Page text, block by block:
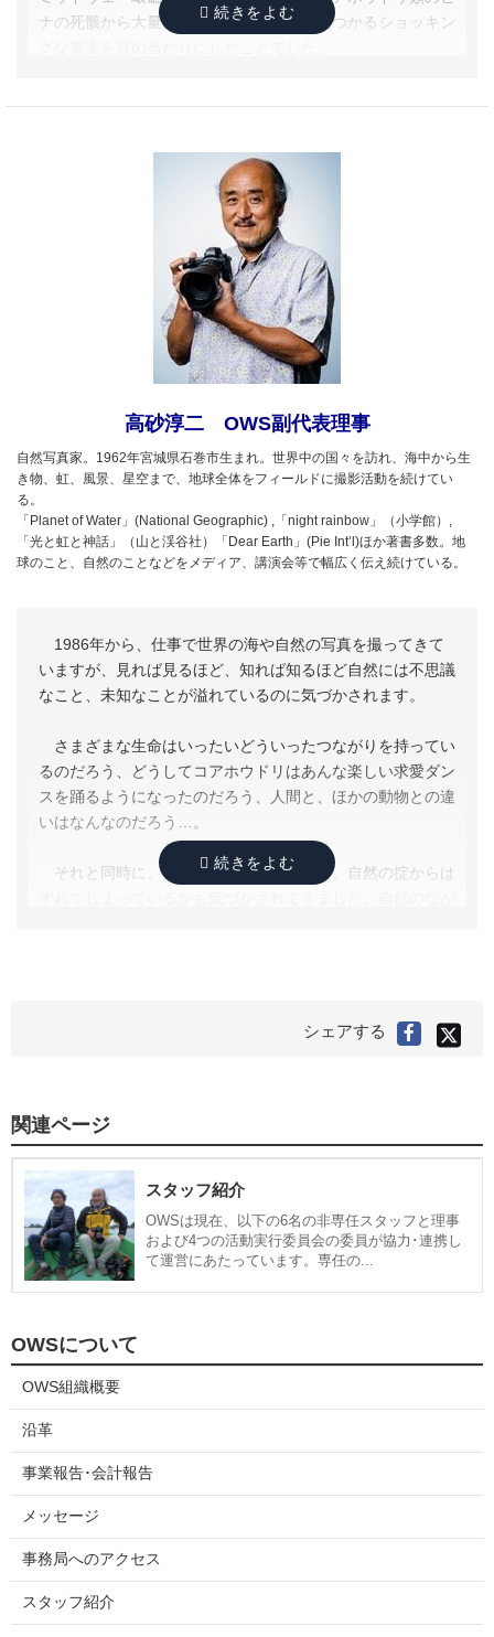
ナの死骸から大量のプラスチックごみが見つかるショッキン
調査への協力、ボランティアコーディネートなどを担うとと
もに、海洋ごみ削減の普及啓発を開始したのが活動の始まり
OWSのロゴマークに使っている「Research and
Education」というフレーズは、ミッドウェー環礁での経験
を踏まえて、調査研究への参加を通じた学びを、との想いか
ら冠したものでしたが、20数年間の活動を経て、少しずつ
組織のイメージに近づきつつあります。しかしながら、海を
取り巻く環境は厳しさを増すばかりで、課題は山積していま
す。他方、社会の海離れ、自然離れの傾向はますます進み、
海辺に足を踏み入れたことのない子どもたちも少なくありま
せん。
自然破壊を傍観し、恩恵をむさぼってきた私たちには、か
けがえのない自然を未来の世代に引き継ぐ責任があります。
今こそ、自然に目を向け、想いを行動に移す時ではないでし
高砂淳二 OWS副代表理事
自然写真家。1962年宮城県石巻市生まれ。世界中の国々を訪れ、海中から生
き物、虹、風景、星空まで、地球全体をフィールドに撮影活動を続けてい
る。
「Planet of Water」(National Geographic) ,「night rainbow」（小学館）,
「光と虹と神話」（山と渓谷社）「Dear Earth」(Pie Int’l)ほか著書多数。地
球のこと、自然のことなどをメディア、講演会等で幅広く伝え続けている。
1986年から、仕事で世界の海や自然の写真を撮ってきて
いますが、見れば見るほど、知れば知るほど自然には不思議
なこと、未知なことが溢れているのに気づかされます。
さまざまな生命はいったいどういったつながりを持ってい
るのだろう、どうしてコアホウドリはあんな楽しい求愛ダン
スを踊るようになったのだろう、人間と、ほかの動物との違
いはなんなのだろう…。
それと同時に、いかに人間という動物が、自然の掟からは
しまいました。海や自然をケアすることは、自分自身をケア
することであり、人間と地球は一心同体でもあります。地球
環境は今まさにまさに待ったなしの状態です。ぜひOWSを
通して海や自然について知り、今何ができるかをみんなで考
えてみませんか。
シェアする
Facebook
で
る
X(旧
で
関連ページ
スタッフ紹介
OWSは現在、以下の6名の非専任スタッフと理事
および4つの活動実行委員会の委員が協力･連携し
て運営にあたっています。専任の...
OWSについて
OWS組織概要
沿革
事業報告･会計報告
メッセージ
事務局へのアクセス
スタッフ紹介